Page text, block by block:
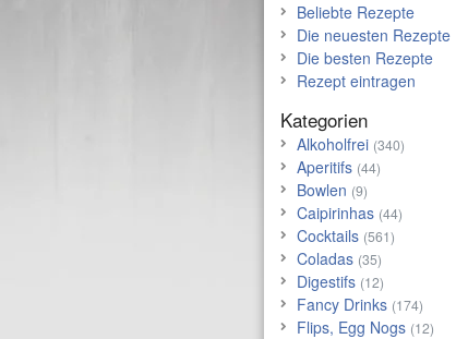
Beliebte Rezepte
Die neuesten Rezepte
Die besten Rezepte
Rezept eintragen
Kategorien
Alkoholfrei (340)
Aperitifs (44)
Bowlen (9)
Caipirinhas (44)
Cocktails (561)
Coladas (35)
Digestifs (12)
Fancy Drinks (174)
Flips, Egg Nogs (12)